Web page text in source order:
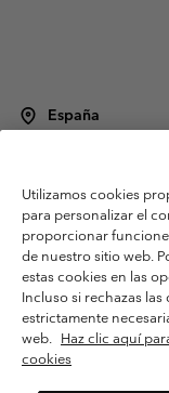
España
Condiciones de uso
Política de Privacidad
Términos y condiciones
Términos De Uso Del
Impressum
Cookies
Utilizamos cookies
para personalizar el
proporcionar
de nuestro sitio web.
estas cookies en las
Incluso si rechazas
estrictamente
web. Haz clic aquí
cookies